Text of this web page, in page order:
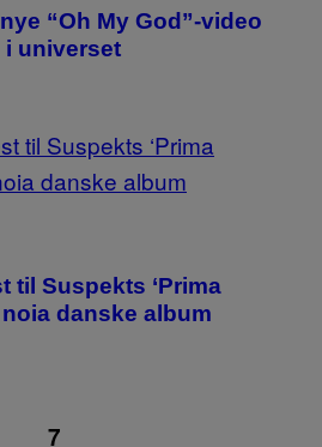
“Oh My God”-video
i universet
til Suspekts ‘Prima
noia danske album
1
7